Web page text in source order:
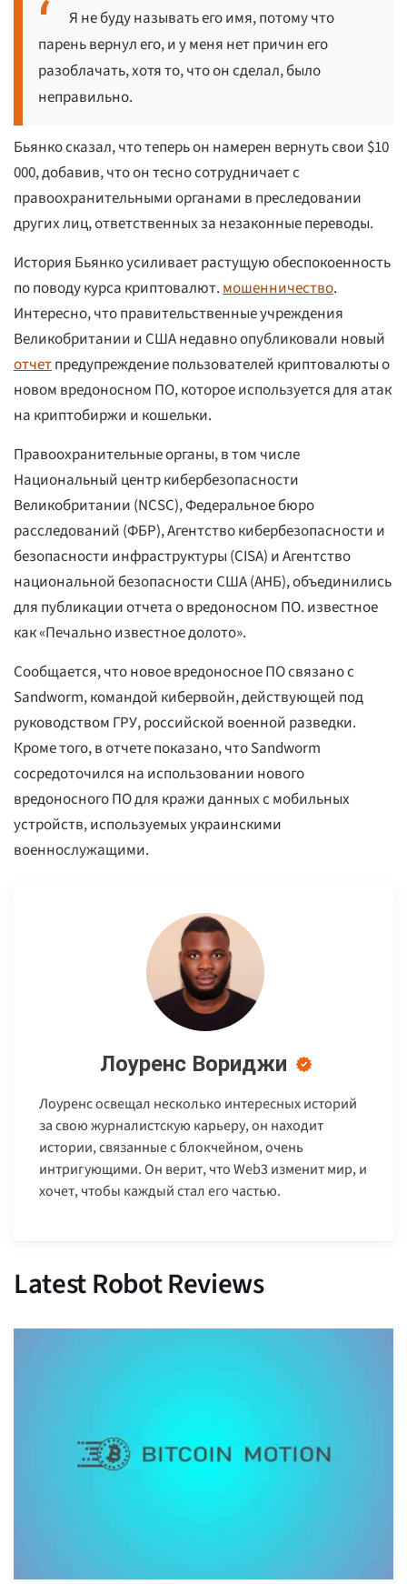
Я не буду называть его имя, потому что
парень вернул его, и у меня нет причин его
разоблачать, хотя то, что он сделал, было
неправильно.
Бьянко сказал, что теперь он намерен вернуть свои $10
000, добавив, что он тесно сотрудничает с
правоохранительными органами в преследовании
других лиц, ответственных за незаконные переводы.
История Бьянко усиливает растущую обеспокоенность
по поводу курса криптовалют.мошенничество.
Интересно, что правительственные учреждения
Великобритании и США недавно опубликовали новый
отчетпредупреждение пользователей криптовалюты о
новом вредоносном ПО, которое используется для атак
на криптобиржи и кошельки.
Правоохранительные органы, в том числе
Национальный центр кибербезопасности
Великобритании (NCSC), Федеральное бюро
расследований (ФБР), Агентство кибербезопасности и
безопасности инфраструктуры (CISA) и Агентство
национальной безопасности США (АНБ), объединились
для публикации отчета о вредоносном ПО. известное
как «Печально известное долото».
Сообщается, что новое вредоносное ПО связано с
Sandworm, командой кибервойн, действующей под
руководством ГРУ, российской военной разведки.
Кроме того, в отчете показано, что Sandworm
сосредоточился на использовании нового
вредоносного ПО для кражи данных с мобильных
устройств, используемых украинскими
военнослужащими.
Лоуренс Вориджи
Лоуренс освещал несколько интересных историй
за свою журналистскую карьеру, он находит
истории, связанные с блокчейном, очень
интригующими. Он верит, что Web3 изменит мир, и
хочет, чтобы каждый стал его частью.
Latest Robot Reviews